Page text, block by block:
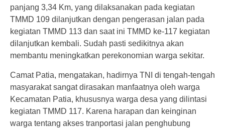
panjang 3,34 Km, yang dilaksanakan pada kegiatan
TMMD 109 dilanjutkan dengan pengerasan jalan pada
kegiatan TMMD 113 dan saat ini TMMD ke-117 kegiatan
dilanjutkan kembali. Sudah pasti sedikitnya akan
membantu meningkatkan perekonomian warga sekitar.
Camat Patia, mengatakan, hadirnya TNI di tengah-tengah
masyarakat sangat dirasakan manfaatnya oleh warga
Kecamatan Patia, khususnya warga desa yang dilintasi
kegiatan TMMD 117. Karena harapan dan keinginan
warga tentang akses tranportasi jalan penghubung